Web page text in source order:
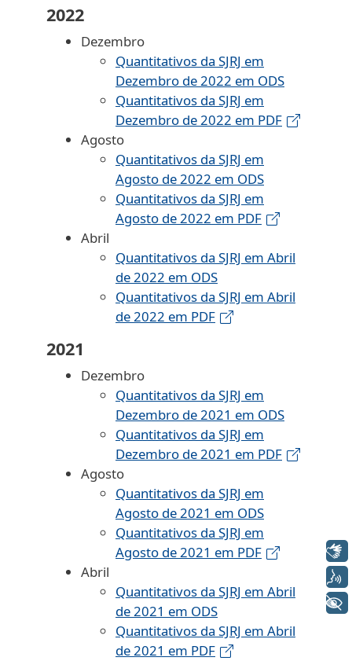
2022
Dezembro
Quantitativos da SJRJ em
Dezembro de 2022 em ODS
Quantitativos da SJRJ em
Dezembro de 2022 em PDF
Agosto
Quantitativos da SJRJ em
Agosto de 2022 em ODS
Quantitativos da SJRJ em
Agosto de 2022 em PDF
Abril
Quantitativos da SJRJ em Abril
de 2022 em ODS
Quantitativos da SJRJ em Abril
de 2022 em PDF
2021
Dezembro
Quantitativos da SJRJ em
Dezembro de 2021 em ODS
Quantitativos da SJRJ em
Dezembro de 2021 em PDF
Agosto
Quantitativos da SJRJ em
Agosto de 2021 em ODS
Quantitativos da SJRJ em
Agosto de 2021 em PDF
Abril
Quantitativos da SJRJ em Abril
de 2021 em ODS
Quantitativos da SJRJ em Abril
de 2021 em PDF
Libras
+ Acessibilidade